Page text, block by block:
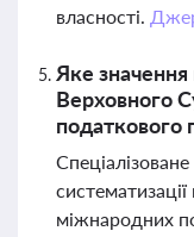
власності.
Яке значення
Верховного
податкового
міжнародних